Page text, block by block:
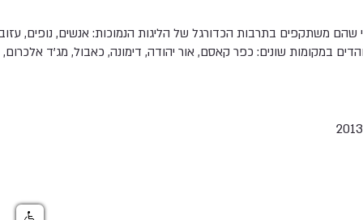
משתקפים בתרבות הכדורגל של הליגות הנמוכות: אנשים, נופים,
במקומות שונים: כפר קאסם, אור יהודה, דימונה, כאבול, מג’ד